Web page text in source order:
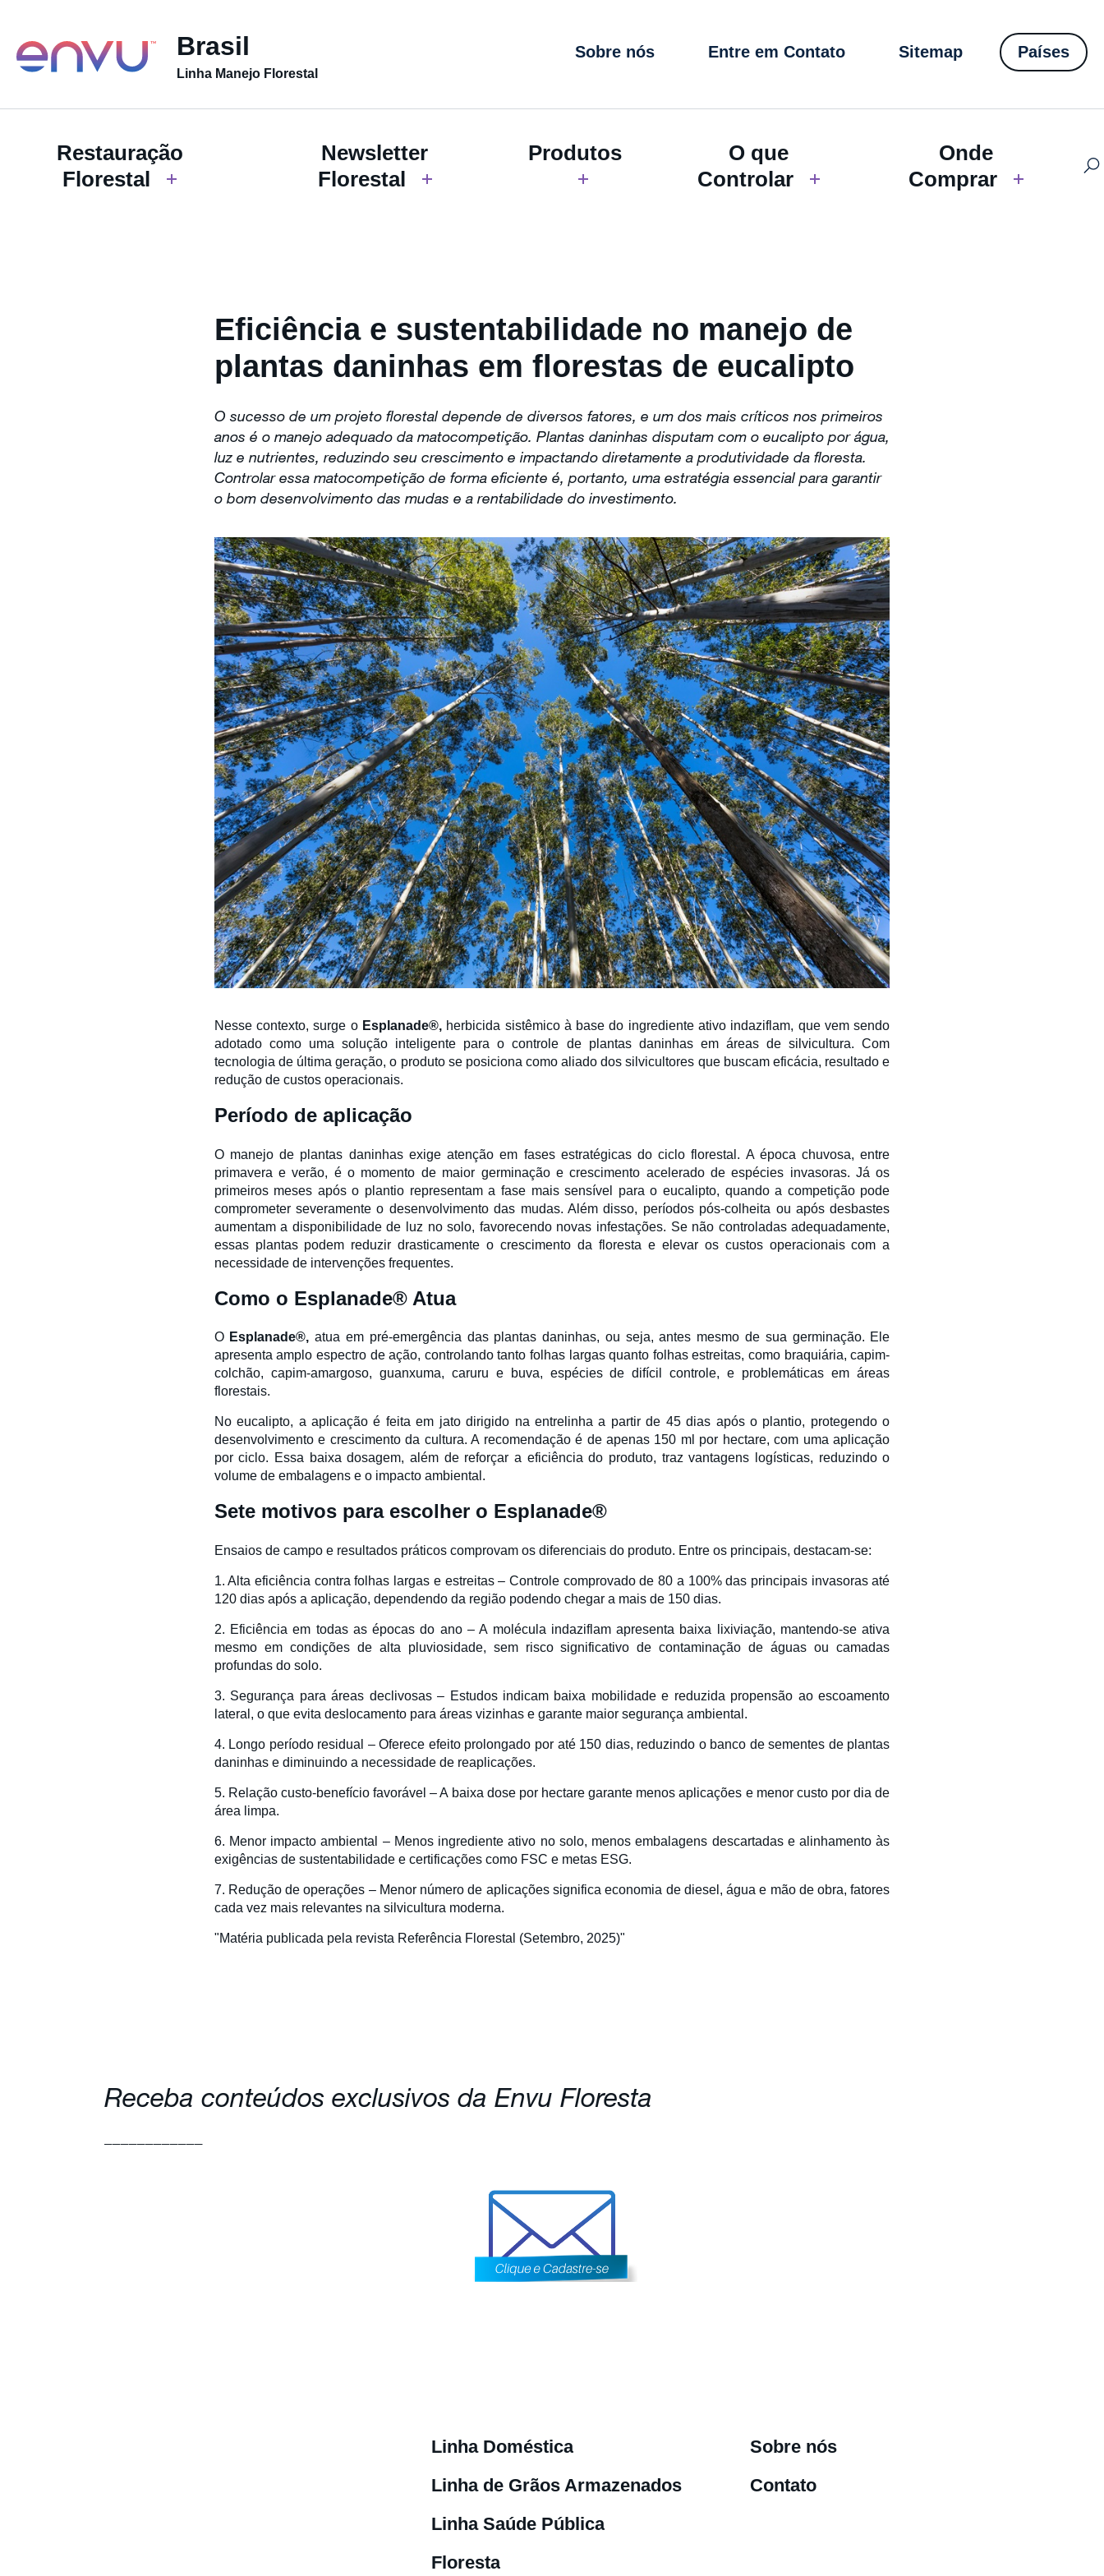
Brasil
Linha Manejo Florestal
Sobre nós Entre em Contato Sitemap Países
Restauração
Florestal
Newsletter
Florestal
Produtos
O que
Controlar
Onde
Comprar
Eficiência e sustentabilidade no manejo de
plantas daninhas em florestas de eucalipto
O sucesso de um projeto florestal depende de diversos fatores, e um dos mais críticos nos primeiros
anos é o manejo adequado da matocompetição. Plantas daninhas disputam com o eucalipto por água,
luz e nutrientes, reduzindo seu crescimento e impactando diretamente a produtividade da floresta.
Controlar essa matocompetição de forma eficiente é, portanto, uma estratégia essencial para garantir
o bom desenvolvimento das mudas e a rentabilidade do investimento.
Nesse contexto, surge o Esplanade®,herbicida sistêmico à base do ingrediente ativo indaziflam, que vem sendo
adotado como uma solução inteligente para o controle de plantas daninhas em áreas de silvicultura. Com
tecnologia de última geração, o produto se posiciona como aliado dos silvicultores que buscam eficácia, resultado e
redução de custos operacionais.
Período de aplicação
O manejo de plantas daninhas exige atenção em fases estratégicas do ciclo florestal. A época chuvosa, entre
primavera e verão, é o momento de maior germinação e crescimento acelerado de espécies invasoras. Já os
primeiros meses após o plantio representam a fase mais sensível para o eucalipto, quando a competição pode
comprometer severamente o desenvolvimento das mudas. Além disso, períodos pós-colheita ou após desbastes
aumentam a disponibilidade de luz no solo, favorecendo novas infestações. Se não controladas adequadamente,
essas plantas podem reduzir drasticamente o crescimento da floresta e elevar os custos operacionais com a
necessidade de intervenções frequentes.
Como o Esplanade® Atua
O Esplanade®, atua em pré-emergência das plantas daninhas, ou seja, antes mesmo de sua germinação. Ele
apresenta amplo espectro de ação, controlando tanto folhas largas quanto folhas estreitas, como braquiária, capim-
colchão, capim-amargoso, guanxuma, caruru e buva, espécies de difícil controle, e problemáticas em áreas
florestais.
No eucalipto, a aplicação é feita em jato dirigido na entrelinha a partir de 45 dias após o plantio, protegendo o
desenvolvimento e crescimento da cultura. A recomendação é de apenas 150 ml por hectare, com uma aplicação
por ciclo. Essa baixa dosagem, além de reforçar a eficiência do produto, traz vantagens logísticas, reduzindo o
volume de embalagens e o impacto ambiental.
Sete motivos para escolher o Esplanade®
Ensaios de campo e resultados práticos comprovam os diferenciais do produto. Entre os principais, destacam-se:
1. Alta eficiência contra folhas largas e estreitas – Controle comprovado de 80 a 100% das principais invasoras até
120 dias após a aplicação, dependendo da região podendo chegar a mais de 150 dias.
2. Eficiência em todas as épocas do ano – A molécula indaziflam apresenta baixa lixiviação, mantendo-se ativa
mesmo em condições de alta pluviosidade, sem risco significativo de contaminação de águas ou camadas
profundas do solo.
3. Segurança para áreas declivosas – Estudos indicam baixa mobilidade e reduzida propensão ao escoamento
lateral, o que evita deslocamento para áreas vizinhas e garante maior segurança ambiental.
4. Longo período residual – Oferece efeito prolongado por até 150 dias, reduzindo o banco de sementes de plantas
daninhas e diminuindo a necessidade de reaplicações.
5. Relação custo-benefício favorável – A baixa dose por hectare garante menos aplicações e menor custo por dia de
área limpa.
6. Menor impacto ambiental – Menos ingrediente ativo no solo, menos embalagens descartadas e alinhamento às
exigências de sustentabilidade e certificações como FSC e metas ESG.
7. Redução de operações – Menor número de aplicações significa economia de diesel, água e mão de obra, fatores
cada vez mais relevantes na silvicultura moderna.
"Matéria publicada pela revista Referência Florestal (Setembro, 2025)"
Receba conteúdos exclusivos da Envu Floresta
Linha Doméstica
Linha de Grãos Armazenados
Linha Saúde Pública
Floresta
Sobre nós
Contato